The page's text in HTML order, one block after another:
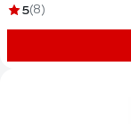
5(8)